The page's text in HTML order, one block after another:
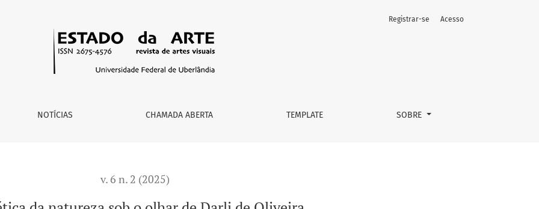
NOTÍCIAS CHAMADA ABERTA TEMPLATE SOBRE
Registrar-se Acesso
v. 6 n. 2 (2025)